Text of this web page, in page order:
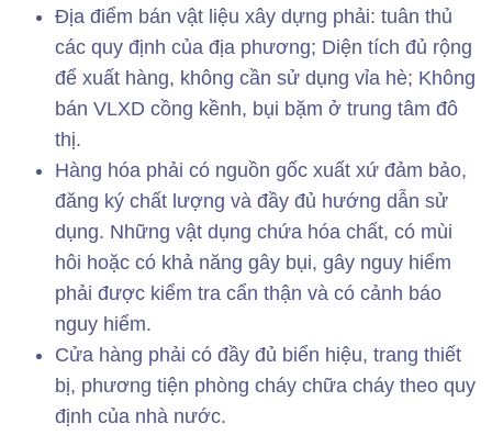
Địa điểm bán vật liệu xây dựng phải: tuân thủ
các quy định của địa phương; Diện tích đủ rộng
để xuất hàng, không cần sử dụng vỉa hè; Không
bán VLXD cồng kềnh, bụi bặm ở trung tâm đô
thị.
Hàng hóa phải có nguồn gốc xuất xứ đảm bảo,
đăng ký chất lượng và đầy đủ hướng dẫn sử
dụng. Những vật dụng chứa hóa chất, có mùi
hôi hoặc có khả năng gây bụi, gây nguy hiểm
phải được kiểm tra cẩn thận và có cảnh báo
nguy hiểm.
Cửa hàng phải có đầy đủ biển hiệu, trang thiết
bị, phương tiện phòng cháy chữa cháy theo quy
định của nhà nước.